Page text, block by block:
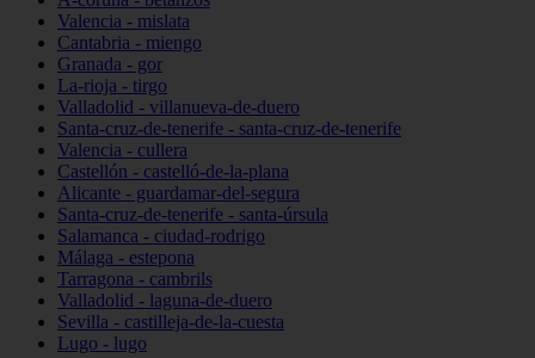
Valencia - mislata
Cantabria - miengo
Granada - gor
La-rioja - tirgo
Valladolid - villanueva-de-duero
Santa-cruz-de-tenerife - santa-cruz-de-tenerife
Valencia - cullera
Castellón - castelló-de-la-plana
Alicante - guardamar-del-segura
Santa-cruz-de-tenerife - santa-úrsula
Salamanca - ciudad-rodrigo
Málaga - estepona
Tarragona - cambrils
Valladolid - laguna-de-duero
Sevilla - castilleja-de-la-cuesta
Lugo - lugo